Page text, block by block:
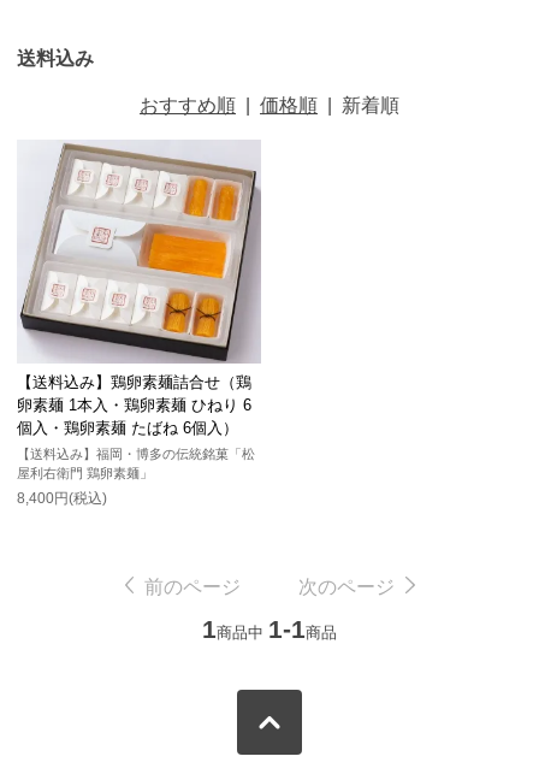
送料込み
おすすめ順 価格順 新着順
【送料込み】鶏卵素麺詰合せ（鶏
卵素麺 1本入・鶏卵素麺 ひねり 6
個入・鶏卵素麺 たばね 6個入）
【送料込み】福岡・博多の伝統銘菓「松
屋利右衛門 鶏卵素麺」
8,400円(税込)
前のページ 次のページ
1商品中 1-1商品